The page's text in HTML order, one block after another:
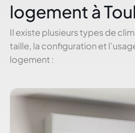
logement à
Il existe plusieurs types de
taille, la configuration et
logement :